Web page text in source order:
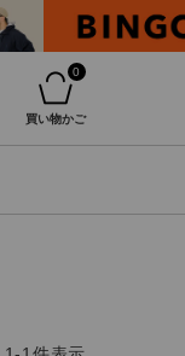
0
買い物かご